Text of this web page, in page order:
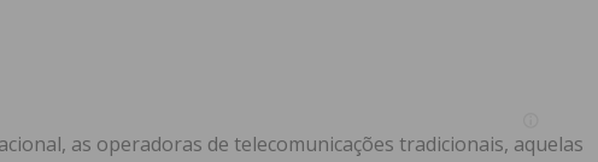
as operadoras de telecomunicações tradicionais, aquelas